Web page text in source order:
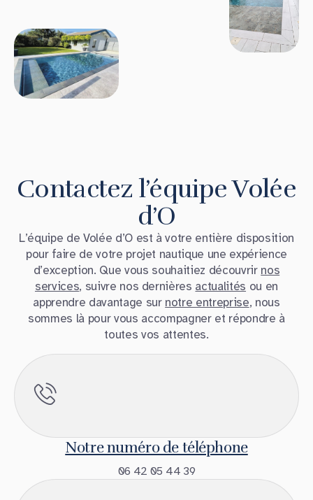
Contactez l’équipe Volée
d’O
L’équipe de Volée d’O est à votre entière disposition
pour faire de votre projet nautique une expérience
d’exception. Que vous souhaitiez découvrir nos
services, suivre nos dernières actualités ou en
apprendre davantage sur notre entreprise, nous
sommes là pour vous accompagner et répondre à
toutes vos attentes.
Notre numéro de téléphone
06 42 05 44 39